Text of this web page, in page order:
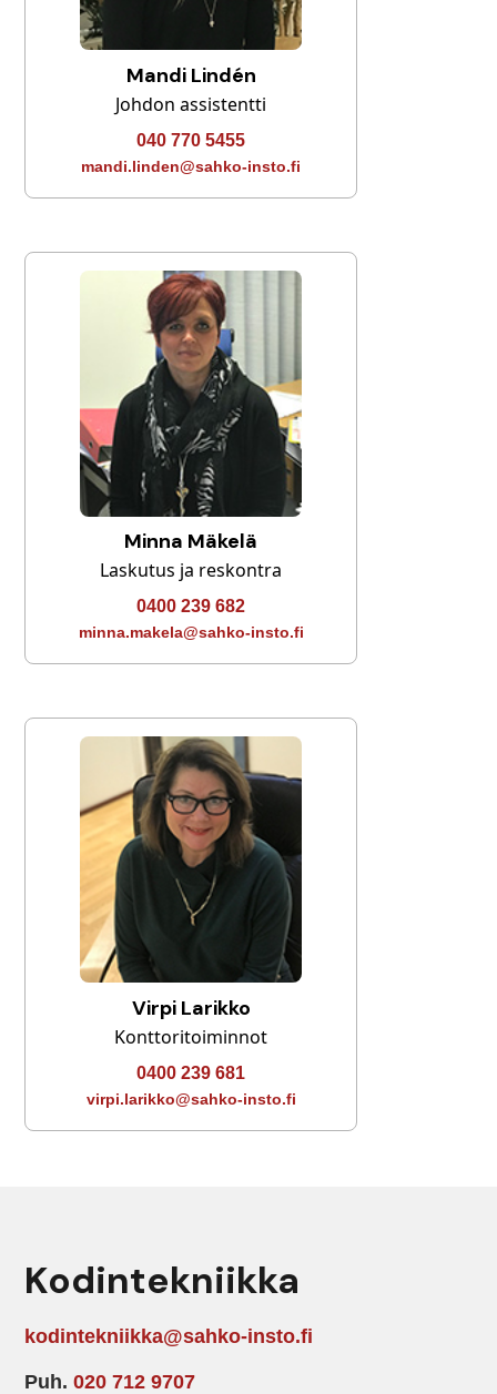
Mandi Lindén
Johdon assistentti
040 770 5455
mandi.linden@sahko-insto.fi
Minna Mäkelä
Laskutus ja reskontra
0400 239 682
minna.makela@sahko-insto.fi
Virpi Larikko
Konttoritoiminnot
0400 239 681
virpi.larikko@sahko-insto.fi
Kodintekniikka
kodintekniikka@sahko-insto.fi
Puh.020 712 9707